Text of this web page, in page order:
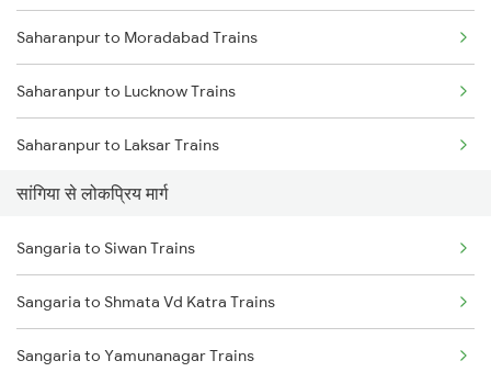
Sangaria to Roorkee Trains
Sangaria to Rishikesh Trains
Sangaria to Rampur Trains
Sangaria to Samastipur Trains
Sangaria to Siwan Trains
Sangaria to Shmata Vd Katra Trains
Saharanpur to Moradabad Trains
Saharanpur to Lucknow Trains
Saharanpur to Laksar Trains
Saharanpur to Rajpura Trains
Saharanpur to Phagwara Trains
Saharanpur to Bareilly Trains
Saharanpur to Jalandhar Trains
सांगिया से लोकप्रिय मार्ग
Sangaria to Siwan Trains
Sangaria to Shmata Vd Katra Trains
Sangaria to Yamunanagar Trains